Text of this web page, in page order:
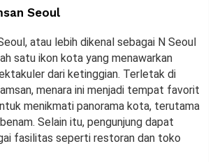
Seoul
atau lebih dikenal sebagai N Seoul
satu ikon kota yang menawarkan
dari ketinggian. Terletak di
menara ini menjadi tempat favorit
menikmati panorama kota, terutama
Selain itu, pengunjung dapat
fasilitas seperti restoran dan toko